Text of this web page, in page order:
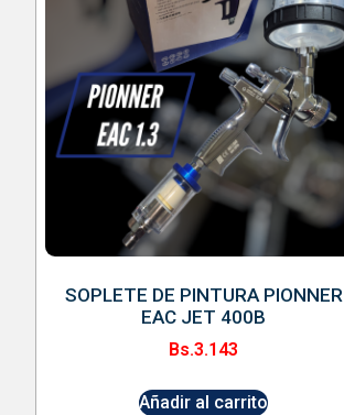
SOPLETE DE PINTURA PIONNER
EAC JET 400B
Bs.3.143
Añadir al carrito